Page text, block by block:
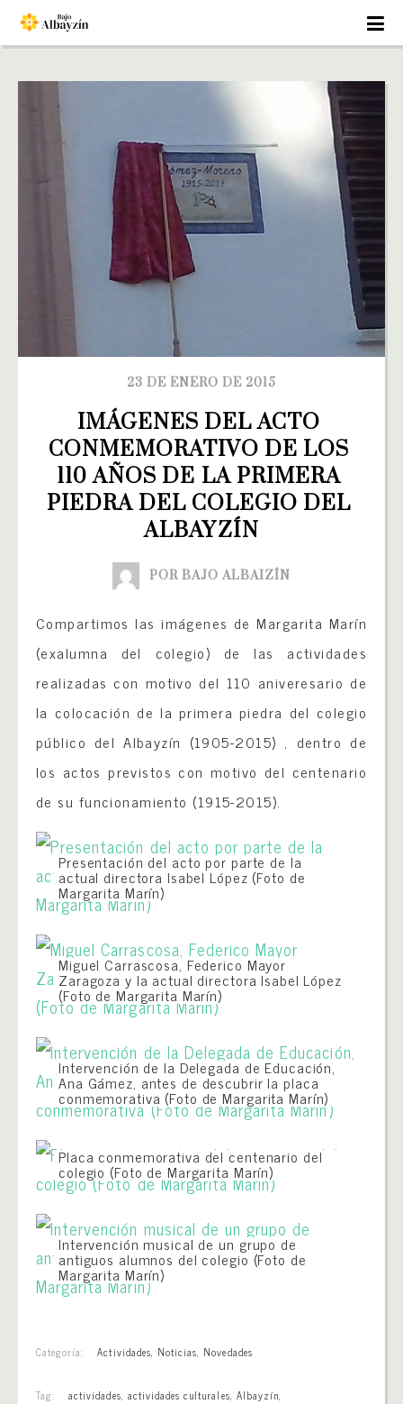
23 DE ENERO DE 2015
IMÁGENES DEL ACTO
CONMEMORATIVO DE LOS
110 AÑOS DE LA PRIMERA
PIEDRA DEL COLEGIO DEL
ALBAYZÍN
POR BAJO ALBAIZÍN
Compartimos las imágenes de Margarita Marín
(exalumna del colegio) de las actividades
realizadas con motivo del 110 aniveresario de
la colocación de la primera piedra del colegio
público del Albayzín (1905-2015) , dentro de
los actos previstos con motivo del centenario
de su funcionamiento (1915-2015).
Presentación del acto por parte de la
actual directora Isabel López (Foto de
Margarita Marín)
Miguel Carrascosa, Federico Mayor
Zaragoza y la actual directora Isabel López
(Foto de Margarita Marín)
Intervención de la Delegada de Educación,
Ana Gámez, antes de descubrir la placa
conmemorativa (Foto de Margarita Marín)
Placa conmemorativa del centenario del
colegio (Foto de Margarita Marín)
Intervención musical de un grupo de
antiguos alumnos del colegio (Foto de
Margarita Marín)
Categoría: Actividades, Noticias, Novedades
Tag: actividades, actividades culturales, Albayzín,